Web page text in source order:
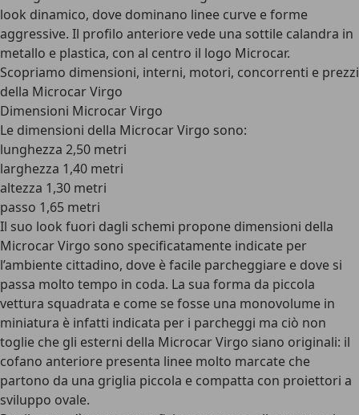
look dinamico, dove dominano linee curve e forme
aggressive. Il profilo anteriore vede una sottile calandra in
metallo e plastica, con al centro il logo Microcar.
Scopriamo dimensioni, interni, motori, concorrenti e prezzi
della Microcar Virgo
Dimensioni Microcar Virgo
Le dimensioni della Microcar Virgo sono:
lunghezza 2,50 metri
larghezza 1,40 metri
altezza 1,30 metri
passo 1,65 metri
Il suo look fuori dagli schemi propone dimensioni della
Microcar Virgo sono specificatamente indicate per
l’ambiente cittadino, dove è facile parcheggiare e dove si
passa molto tempo in coda. La sua forma da piccola
vettura squadrata e come se fosse una monovolume in
miniatura è infatti indicata per i parcheggi ma ciò non
toglie che gli esterni della Microcar Virgo siano originali: il
cofano anteriore presenta linee molto marcate che
partono da una griglia piccola e compatta con proiettori a
sviluppo ovale.